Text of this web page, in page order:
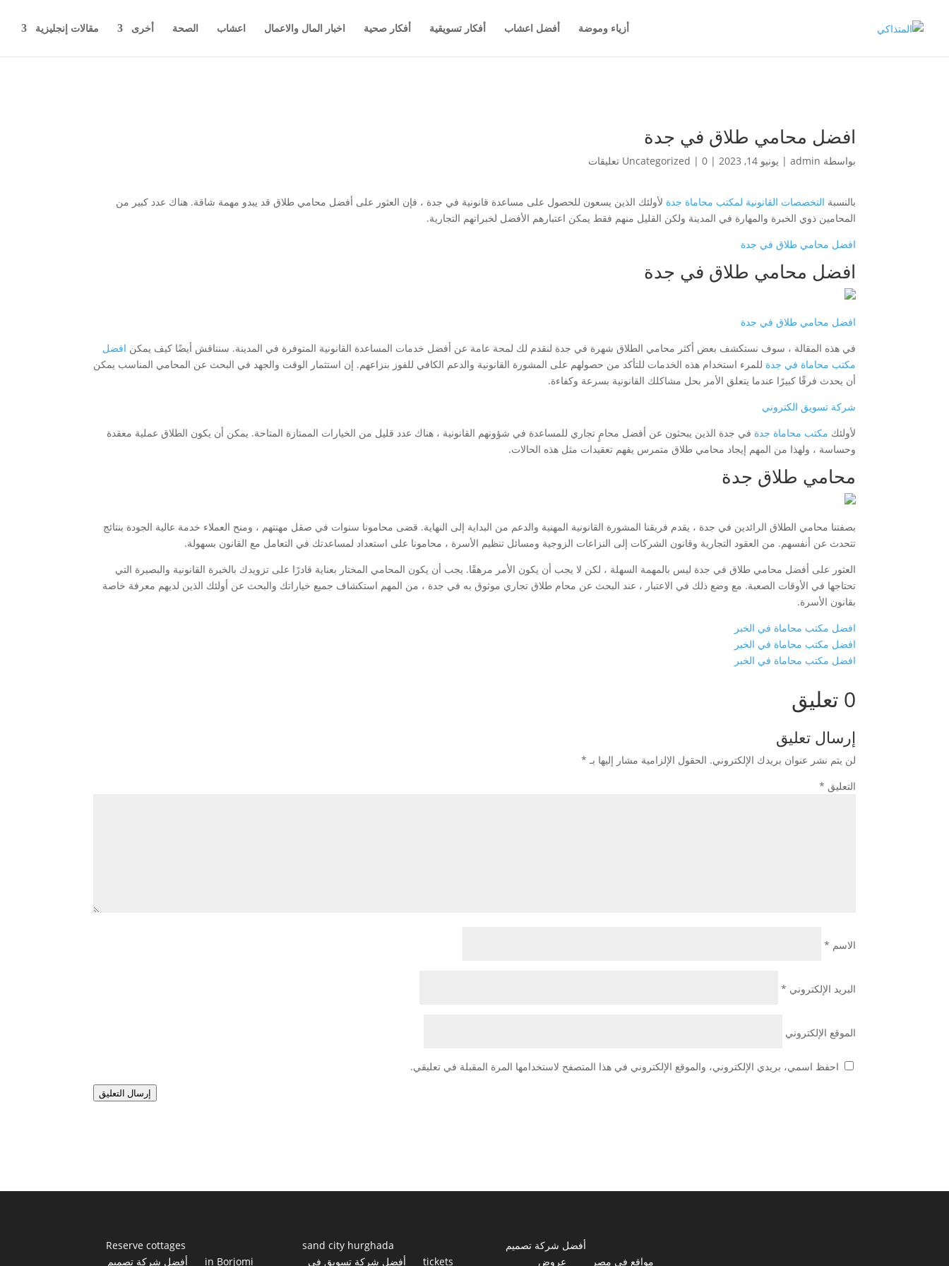
أزياء وموضة أفضل اعشاب أفكار تسويقية أفكار صحية اخبار المال والاعمال اعشاب الصحة أخرى مقالات إنجليزية
افضل محامي طلاق في جدة
بواسطة admin
| يونيو 14, 2023 |
Uncategorized | 0 تعليقات
بالنسبة التخصصات القانونية لمكتب محاماة جدة لأولئك الذين يسعون للحصول على مساعدة قانونية في جدة ، فإن العثور على أفضل محامي طلاق قد يبدو مهمة شاقة. هناك عدد كبير من
المحامين ذوي الخبرة والمهارة في المدينة ولكن القليل منهم فقط يمكن اعتبارهم الأفضل لخبراتهم التجارية.
افضل محامي طلاق في جدة
افضل محامي طلاق في جدة
افضل محامي طلاق في جدة
في هذه المقالة ، سوف نستكشف بعض أكثر محامي الطلاق شهرة في جدة لنقدم لك لمحة عامة عن أفضل خدمات المساعدة القانونية المتوفرة في المدينة. سنناقش أيضًا كيف يمكن افضل
مكتب محاماة في جدة للمرء استخدام هذه الخدمات للتأكد من حصولهم على المشورة القانونية والدعم الكافي للفوز بنزاعهم. إن استثمار الوقت والجهد في البحث عن المحامي المناسب يمكن
أن يحدث فرقًا كبيرًا عندما يتعلق الأمر بحل مشاكلك القانونية بسرعة وكفاءة.
شركة تسويق الكتروني
لأولئك مكتب محاماة جدة في جدة الذين يبحثون عن أفضل محامٍ تجاري للمساعدة في شؤونهم القانونية ، هناك عدد قليل من الخيارات الممتازة المتاحة. يمكن أن يكون الطلاق عملية معقدة
وحساسة ، ولهذا من المهم إيجاد محامي طلاق متمرس يفهم تعقيدات مثل هذه الحالات.
محامي طلاق جدة
بصفتنا محامي الطلاق الرائدين في جدة ، يقدم فريقنا المشورة القانونية المهنية والدعم من البداية إلى النهاية. قضى محامونا سنوات في صقل مهنتهم ، ومنح العملاء خدمة عالية الجودة بنتائج
تتحدث عن أنفسهم. من العقود التجارية وقانون الشركات إلى النزاعات الزوجية ومسائل تنظيم الأسرة ، محامونا على استعداد لمساعدتك في التعامل مع القانون بسهولة.
العثور على أفضل محامي طلاق في جدة ليس بالمهمة السهلة ، لكن لا يجب أن يكون الأمر مرهقًا. يجب أن يكون المحامي المختار بعناية قادرًا على تزويدك بالخبرة القانونية والبصيرة التي
تحتاجها في الأوقات الصعبة. مع وضع ذلك في الاعتبار ، عند البحث عن محام طلاق تجاري موثوق به في جدة ، من المهم استكشاف جميع خياراتك والبحث عن أولئك الذين لديهم معرفة خاصة
بقانون الأسرة.
افضل مكتب محاماة في الخبر
افضل مكتب محاماة في الخبر
افضل مكتب محاماة في الخبر
0 تعليق
إرسال تعليق
لن يتم نشر عنوان بريدك الإلكتروني. الحقول الإلزامية مشار إليها بـ *
التعليق *
الاسم *
البريد الإلكتروني *
الموقع الإلكتروني
احفظ اسمي، بريدي الإلكتروني، والموقع الإلكتروني في هذا المتصفح لاستخدامها المرة المقبلة في تعليقي.
إرسال التعليق
Reserve cottages
in Borjomi
أفضل شركة تصميم
sand city hurghada
tickets
أفضل شركة تسويق في
أفضل شركة تصميم
مواقع في مصر
عروض